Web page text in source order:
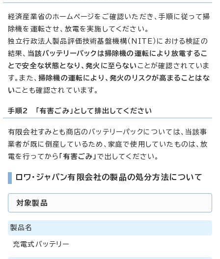
経済産業省のホームページをご確認いただき、手順に従って掃
除機を運転させ、放電を実施してください。
独立行政法人製品評価技術基盤機構（NITE）における検証の
結果、 当該バッテリーパックは掃除機の運転により放電するこ
とで安全な状態となり、発火に至らない ことが確認されていま
す。また、 掃除機の運転により、発火のリスクが高まることはな
い ことも確認されています。
手順2 「有害ごみ」として排出してください
有限会社すみとも商店のバッテリーパックについては、当該事
業者が既に倒産しているため、家庭で使用していたものは、放
電を行ってから 「有害ごみ」 で出してください。
ロワ・ジャパン有限会社の製品の処分方法について
対象製品
製品名
充電式バッテリー